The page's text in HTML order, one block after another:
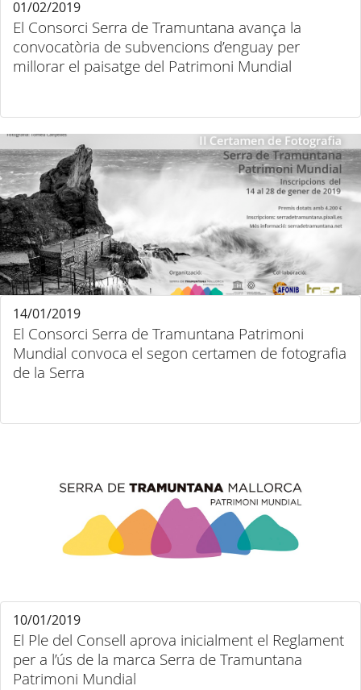
El Consorci Serra de Tramuntana avança la
convocatòria de subvencions d’enguay per
millorar el paisatge del Patrimoni Mundial
01/02/2019
El Consorci Serra de Tramuntana Patrimoni
Mundial convoca el segon certamen de fotografia
de la Serra
14/01/2019
El Ple del Consell aprova inicialment el Reglament
per a l’ús de la marca Serra de Tramuntana
Patrimoni Mundial
10/01/2019